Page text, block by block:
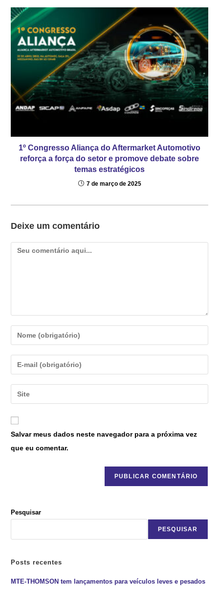
1º Congresso Aliança do Aftermarket Automotivo
reforça a força do setor e promove debate sobre
temas estratégicos
7 de março de 2025
Deixe um comentário
Salvar meus dados neste navegador para a próxima vez
que eu comentar.
Pesquisar
PESQUISAR
Posts recentes
MTE-THOMSON tem lançamentos para veículos leves e pesados